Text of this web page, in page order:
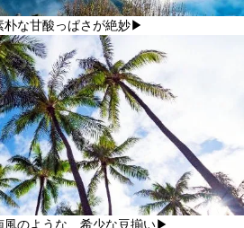
朴な甘酸っぱさが絶妙▶
風のような、希少な豆揃い▶